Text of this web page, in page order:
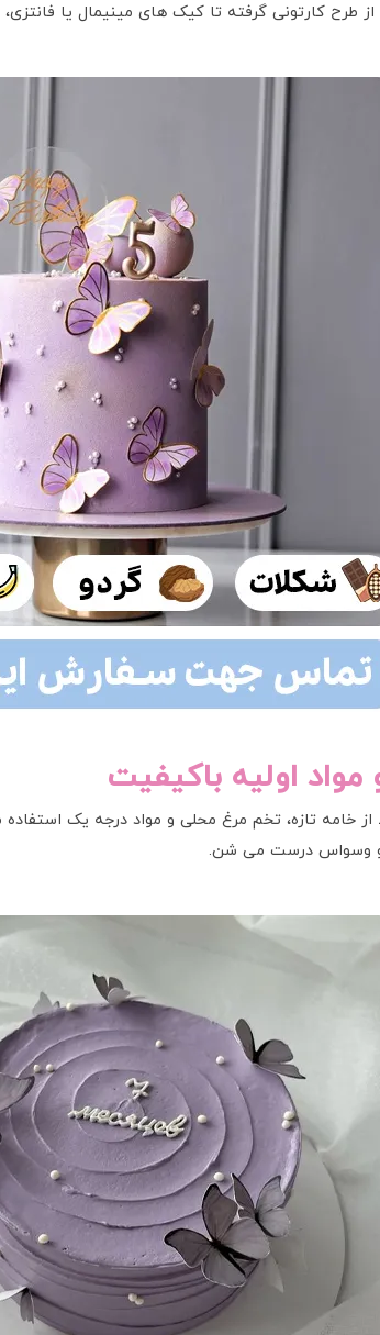
کارتونی گرفته تا کیک های مینیمال یا
مواد اولیه باکیفیت
خامه تازه، تخم مرغ محلی و مواد درجه یک
و وسواس درست می شن.